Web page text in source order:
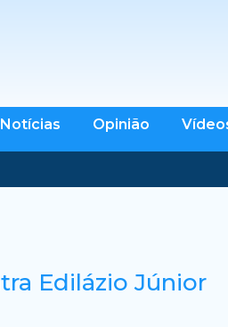
Notícias Opinião
Edilázio Júnior